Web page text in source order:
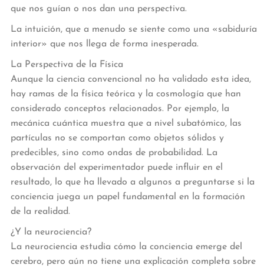
que nos guían o nos dan una perspectiva.
La intuición, que a menudo se siente como una «sabiduría
interior» que nos llega de forma inesperada.
La Perspectiva de la Física
Aunque la ciencia convencional no ha validado esta idea,
hay ramas de la física teórica y la cosmología que han
considerado conceptos relacionados. Por ejemplo, la
mecánica cuántica muestra que a nivel subatómico, las
partículas no se comportan como objetos sólidos y
predecibles, sino como ondas de probabilidad. La
observación del experimentador puede influir en el
resultado, lo que ha llevado a algunos a preguntarse si la
conciencia juega un papel fundamental en la formación
de la realidad.
¿Y la neurociencia?
La neurociencia estudia cómo la conciencia emerge del
cerebro, pero aún no tiene una explicación completa sobre